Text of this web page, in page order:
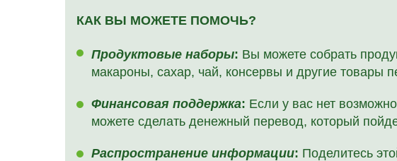
Продуктовые наборы: Вы можете собрать
макароны, сахар, чай, консервы и другие товары
Финансовая поддержка: Если у вас нет
можете сделать денежный перевод, который
Распространение информации: Поделитесь
КАК ВЫ МОЖЕТЕ ПОМОЧЬ?